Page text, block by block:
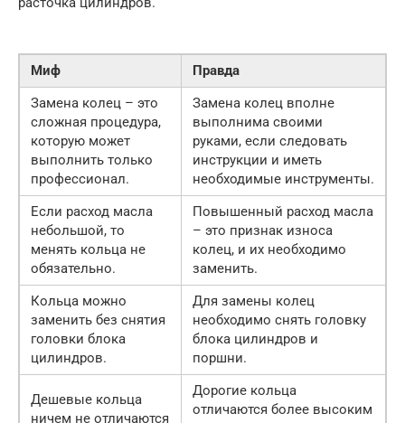
Миф
Правда
Замена колец – это
сложная процедура,
которую может
выполнить только
профессионал.
Замена колец вполне
выполнима своими
руками, если следовать
инструкции и иметь
необходимые инструменты.
Если расход масла
небольшой, то
менять кольца не
обязательно.
Повышенный расход масла
– это признак износа
колец, и их необходимо
заменить.
Кольца можно
заменить без снятия
головки блока
цилиндров.
Для замены колец
необходимо снять головку
блока цилиндров и
поршни.
Дешевые кольца
ничем не отличаются
Дорогие кольца
отличаются более высоким